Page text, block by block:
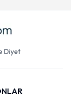
Diyet